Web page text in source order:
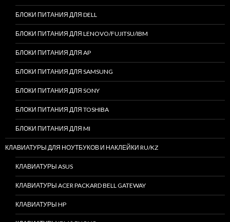
БЛОКИ ПИТАНИЯ ДЛЯ DELL
БЛОКИ ПИТАНИЯ ДЛЯ LENOVO/FUJITSU/IBM
БЛОКИ ПИТАНИЯ ДЛЯ AP
БЛОКИ ПИТАНИЯ ДЛЯ SAMSUNG
БЛОКИ ПИТАНИЯ ДЛЯ SONY
БЛОКИ ПИТАНИЯ ДЛЯ TOSHIBA
БЛОКИ ПИТАНИЯ ДЛЯ MI
КЛАВИАТУРЫ ДЛЯ НОУТБУКОВ И НАКЛЕЙКИ RU/KZ
КЛАВИАТУРЫ ASUS
КЛАВИАТУРЫ ACER PACKARD BELL GATEWAY
КЛАВИАТУРЫ HP